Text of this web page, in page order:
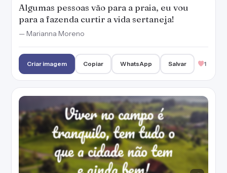
Algumas pessoas vão para a praia, eu vou
para a fazenda curtir a vida sertaneja!
— Marianna Moreno
Criar imagem Copiar WhatsApp Salvar 1